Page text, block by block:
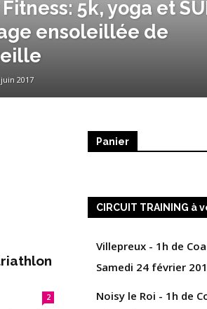
Fitness: 5k, yoga et
ensoleillée de
2017
2
Panier
CIRCUIT TRAINING à
Villepreux - 1h de
Samedi 24 février
Noisy le Roi - 1h de